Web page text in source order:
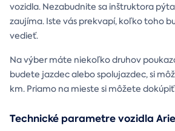
vozidla. Nezabudnite sa inštruktora
zaujíma. Iste vás prekvapí, koľko toho
vedieť.
Na výber máte niekoľko druhov
budete jazdec alebo spolujazdec, si
km. Priamo na mieste si môžete
Technické parametre vozidla